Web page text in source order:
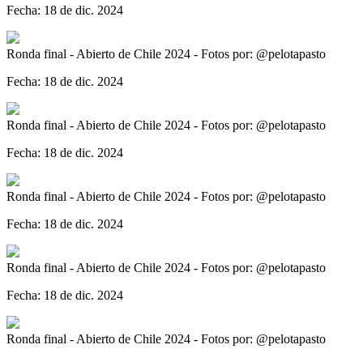
Fecha: 18 de dic. 2024
Ronda final - Abierto de Chile 2024 - Fotos por: @pelotapasto
Fecha: 18 de dic. 2024
Ronda final - Abierto de Chile 2024 - Fotos por: @pelotapasto
Fecha: 18 de dic. 2024
Ronda final - Abierto de Chile 2024 - Fotos por: @pelotapasto
Fecha: 18 de dic. 2024
Ronda final - Abierto de Chile 2024 - Fotos por: @pelotapasto
Fecha: 18 de dic. 2024
Ronda final - Abierto de Chile 2024 - Fotos por: @pelotapasto